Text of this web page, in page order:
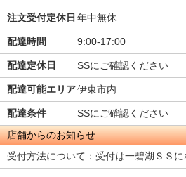
注文受付定休日 年中無休
配達時間 9:00-17:00
配達定休日 SSにご確認ください
配達可能エリア伊東市内
配達条件
SSにご確認ください
店舗からのお知らせ
受付方法について：受付は一碧湖ＳＳに